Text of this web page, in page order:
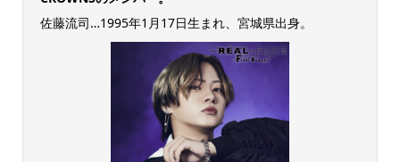
佐藤流司…1995年1月17日生まれ、宮城県出身。